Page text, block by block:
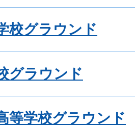
校グラウンド
グラウンド
等学校グラウンド